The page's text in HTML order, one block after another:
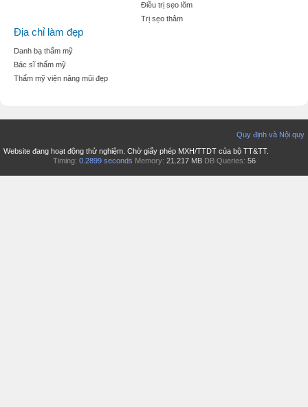
Điều trị sẹo lõm
Trị sẹo thâm
Địa chỉ làm đẹp
Danh bạ thẩm mỹ
Bác sĩ thẩm mỹ
Thẩm mỹ viện nâng mũi đẹp
Quy định và Nội quy
Website đang hoạt động thử nghiệm. Chờ giấy phép MXH/TTDT của bộ TT&TT.
Timing: 0.2899 seconds Memory: 21.217 MB DB Queries: 56